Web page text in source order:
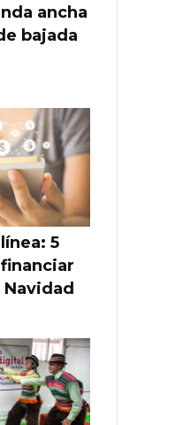
ancha
bajada
5